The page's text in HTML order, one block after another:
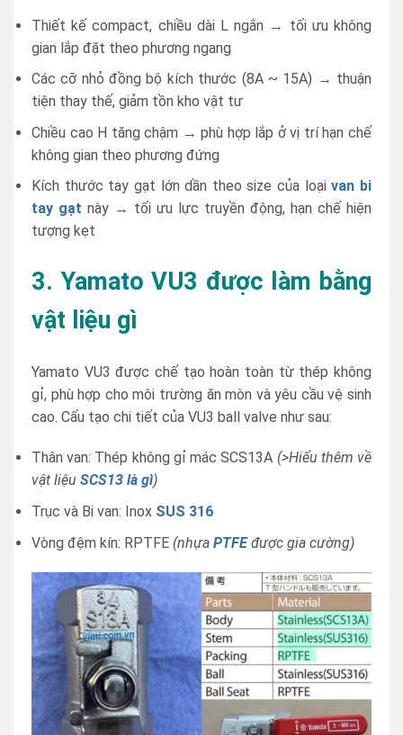
Thiết kế compact, chiều dài L ngắn → tối ưu không
gian lắp đặt theo phương ngang
Các cỡ nhỏ đồng bộ kích thước (8A ~ 15A) → thuận
tiện thay thế, giảm tồn kho vật tư
Chiều cao H tăng chậm → phù hợp lắp ở vị trí hạn chế
không gian theo phương đứng
Kích thước tay gạt lớn dần theo size của loạivan bi
tay gạt này → tối ưu lực truyền động, hạn chế hiện
tượng kẹt
3.Yamato VU3 được làm bằng
vật liệu gì
Yamato VU3 được chế tạo hoàn toàn từ thép không
gỉ, phù hợp cho môi trường ăn mòn và yêu cầu vệ sinh
cao. Cấu tạo chi tiết của VU3 ball valve như sau:
Thân van: Thép không gỉ mác SCS13A (>Hiểu thêm về
vật liệu SCS13 là gì)
Trục và Bi van: Inox SUS 316
Vòng đệm kín: RPTFE (nhựa PTFEđược gia cường)